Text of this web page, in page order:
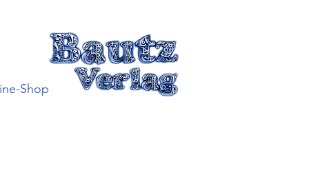
Shop